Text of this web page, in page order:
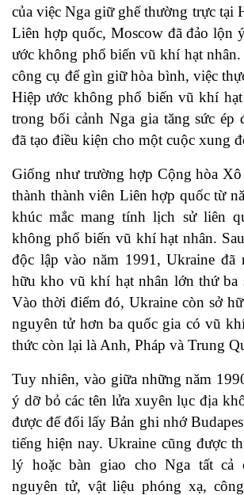
của việc Nga giữ ghế thường trực tại
Liên hợp quốc, Moscow đã đảo lộn
ước không phổ biến vũ khí hạt
công cụ để gìn giữ hòa bình, việc
Hiệp ước không phổ biến vũ khí hạt
trong bối cảnh Nga gia tăng sức ép
đã tạo điều kiện cho một cuộc xung
Giống như trường hợp Cộng hòa
thành thành viên Liên hợp quốc từ
khúc mắc mang tính lịch sử liên
không phổ biến vũ khí hạt nhân.
độc lập vào năm 1991, Ukraine đã
hữu kho vũ khí hạt nhân lớn thứ ba
Vào thời điểm đó, Ukraine còn sở
nguyên tử hơn ba quốc gia có vũ
thức còn lại là Anh, Pháp và Trung
Tuy nhiên, vào giữa những năm
ý dỡ bỏ các tên lửa xuyên lục địa
được để đổi lấyBản ghi nhớ
tiếng hiện nay. Ukraine cũng được
lý hoặc bàn giao cho Nga tất cả
nguyên tử, vật liệu phóng xạ,